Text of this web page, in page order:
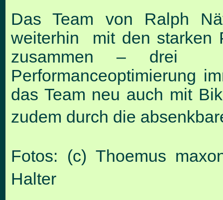
Das Team von Ralph
weiterhin mit den starken
zusammen – drei
Performanceoptimierung
das Team neu auch mit
zudem durch die
Fotos: (c) Thoemus
Halter